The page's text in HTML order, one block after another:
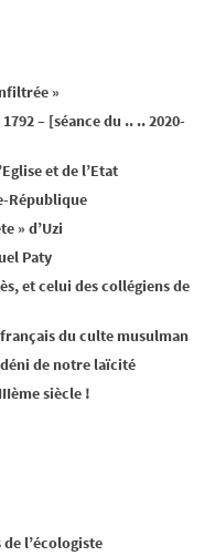
»
– [séance du .. .. 2020-
et de l’Etat
République
» d’Uzi
Paty
et celui des collégiens de
du culte musulman
de notre laïcité
siècle !
l’écologiste